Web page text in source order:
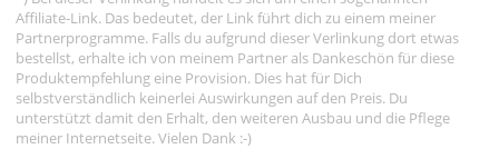
Affiliate-Link. Das bedeutet, der Link führt dich zu einem meiner
Partnerprogramme. Falls du aufgrund dieser Verlinkung dort etwas
bestellst, erhalte ich von meinem Partner als Dankeschön für diese
Produktempfehlung eine Provision. Dies hat für Dich
selbstverständlich keinerlei Auswirkungen auf den Preis. Du
unterstützt damit den Erhalt, den weiteren Ausbau und die Pflege
meiner Internetseite. Vielen Dank :-)